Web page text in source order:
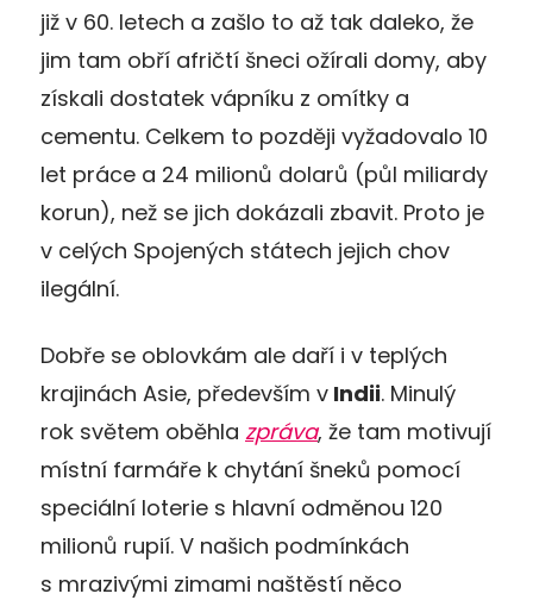
již v 60. letech a zašlo to až tak daleko, že
jim tam obří afričtí šneci ožírali domy, aby
získali dostatek vápníku z omítky a
cementu. Celkem to později vyžadovalo 10
let práce a 24 milionů dolarů (půl miliardy
korun), než se jich dokázali zbavit. Proto je
v celých Spojených státech jejich chov
ilegální.
Dobře se oblovkám ale daří i v teplých
krajinách Asie, především v Indii. Minulý
rok světem oběhla zpráva, že tam motivují
místní farmáře k chytání šneků pomocí
speciální loterie s hlavní odměnou 120
milionů rupií. V našich podmínkách
s mrazivými zimami naštěstí něco